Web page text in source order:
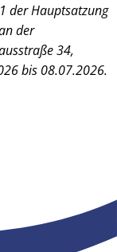
der Hauptsatzung
der
34,
bis 08.07.2026.